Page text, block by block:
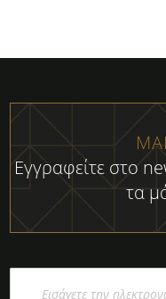
Εγγραφείτε στο
τα